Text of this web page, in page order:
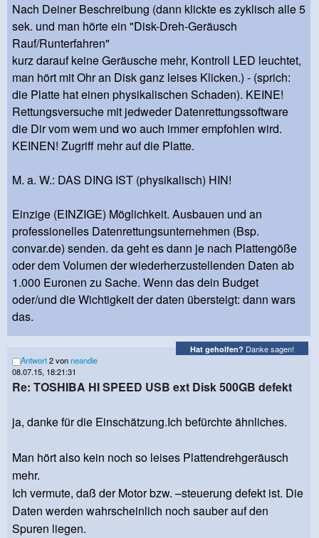
Nach Deiner Beschreibung (dann klickte es zyklisch alle 5
sek. und man hörte ein "Disk-Dreh-Geräusch
Rauf/Runterfahren"
kurz darauf keine Geräusche mehr, Kontroll LED leuchtet,
man hört mit Ohr an Disk ganz leises Klicken.) - (sprich:
die Platte hat einen physikalischen Schaden). KEINE!
Rettungsversuche mit jedweder Datenrettungssoftware
die Dir vom wem und wo auch immer empfohlen wird.
KEINEN! Zugriff mehr auf die Platte.
M. a. W.: DAS DING IST (physikalisch) HIN!
Einzige (EINZIGE) Möglichkeit. Ausbauen und an
professionelles Datenrettungsunternehmen (Bsp.
convar.de) senden. da geht es dann je nach Plattengöße
oder dem Volumen der wiederherzustellenden Daten ab
1.000 Euronen zu Sache. Wenn das dein Budget
oder/und die Wichtigkeit der daten übersteigt: dann wars
das.
Hat geholfen? Danke sagen!
Antwort2 vonneandie
08.07.15, 18:21:31
Re: TOSHIBA HI SPEED USB ext Disk 500GB defekt
ja, danke für die Einschätzung.Ich befürchte ähnliches.
Man hört also kein noch so leises Plattendrehgeräusch
mehr.
Ich vermute, daß der Motor bzw. –steuerung defekt ist. Die
Daten werden wahrscheinlich noch sauber auf den
Spuren liegen.